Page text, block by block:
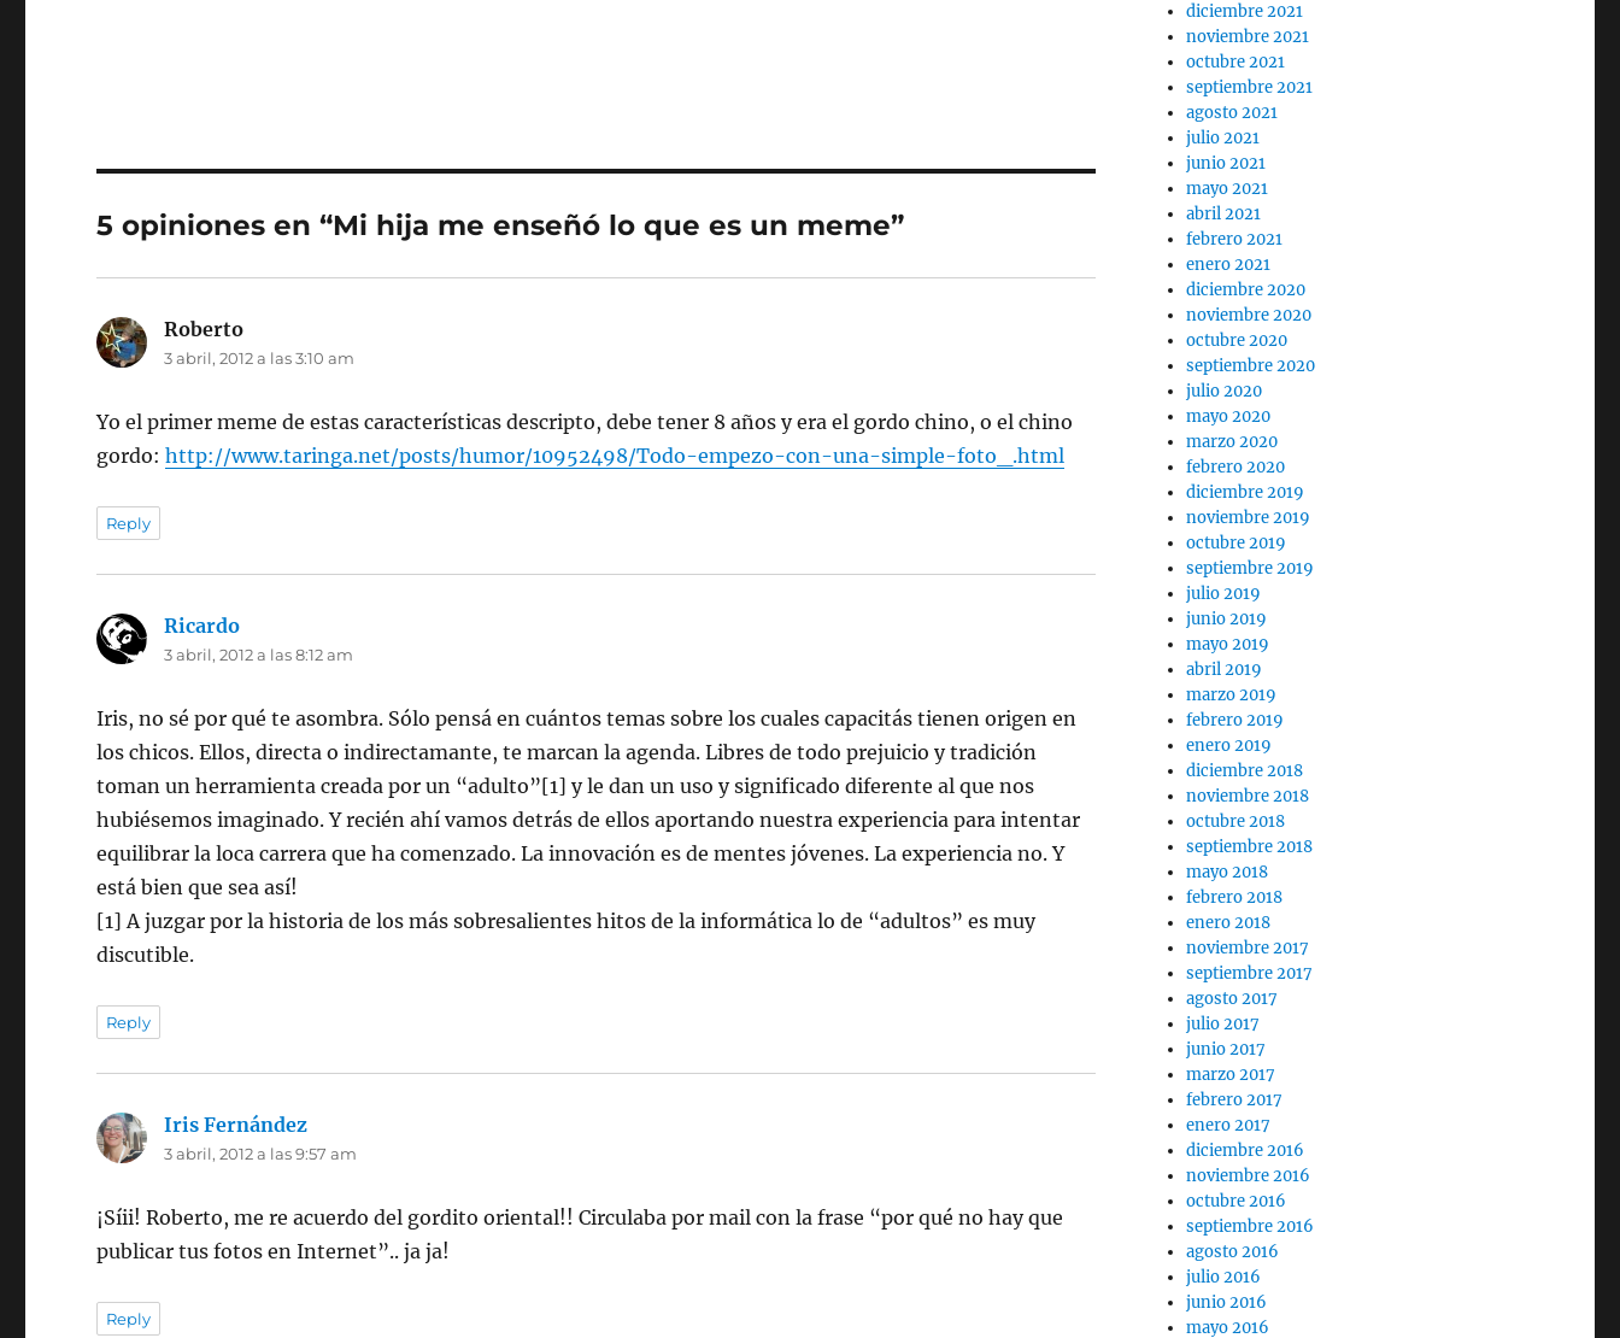
5 opiniones en “Mi hija me enseñó lo que es un meme”
Roberto
3 abril, 2012 a las 3:10 am
Yo el primer meme de estas características descripto, debe tener 8 años y era el gordo chino, o el chino
gordo:http://www.taringa.net/posts/humor/10952498/Todo-empezo-con-una-simple-foto_.html
Reply
Ricardo
3 abril, 2012 a las 8:12 am
Iris, no sé por qué te asombra. Sólo pensá en cuántos temas sobre los cuales capacitás tienen origen en
los chicos. Ellos, directa o indirectamante, te marcan la agenda. Libres de todo prejuicio y tradición
toman un herramienta creada por un “adulto”[1] y le dan un uso y significado diferente al que nos
hubiésemos imaginado. Y recién ahí vamos detrás de ellos aportando nuestra experiencia para intentar
equilibrar la loca carrera que ha comenzado. La innovación es de mentes jóvenes. La experiencia no. Y
está bien que sea así!
[1] A juzgar por la historia de los más sobresalientes hitos de la informática lo de “adultos” es muy
discutible.
Reply
Iris Fernández
3 abril, 2012 a las 9:57 am
¡Síii! Roberto, me re acuerdo del gordito oriental!! Circulaba por mail con la frase “por qué no hay que
publicar tus fotos en Internet”.. ja ja!
Reply
diciembre 2021
noviembre 2021
octubre 2021
septiembre 2021
agosto 2021
julio 2021
junio 2021
mayo 2021
abril 2021
febrero 2021
enero 2021
diciembre 2020
noviembre 2020
octubre 2020
septiembre 2020
julio 2020
mayo 2020
marzo 2020
febrero 2020
diciembre 2019
noviembre 2019
octubre 2019
septiembre 2019
julio 2019
junio 2019
mayo 2019
abril 2019
marzo 2019
febrero 2019
enero 2019
diciembre 2018
noviembre 2018
octubre 2018
septiembre 2018
mayo 2018
febrero 2018
enero 2018
noviembre 2017
septiembre 2017
agosto 2017
julio 2017
junio 2017
marzo 2017
febrero 2017
enero 2017
diciembre 2016
noviembre 2016
octubre 2016
septiembre 2016
agosto 2016
julio 2016
junio 2016
mayo 2016